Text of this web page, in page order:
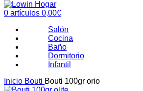
0 artículos 0,00€
Salón
Cocina
Baño
Dormitorio
Infantil
Inicio Bouti Bouti 100gr orio